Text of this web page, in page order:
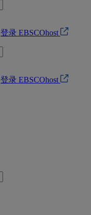
登录 EBSCOhost
登录 EBSCOhost